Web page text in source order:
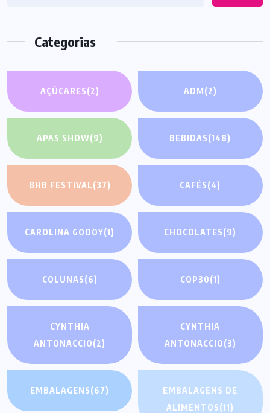
Categorias
AÇÚCARES(2) ADM(2)
APAS SHOW(9) BEBIDAS(148)
BHB FESTIVAL(37) CAFÉS(4)
CAROLINA GODOY(1) CHOCOLATES(9)
COLUNAS(6) COP30(1)
CYNTHIA
ANTONACCIO(2)
CYNTHIA
ANTONACCIO(3)
EMBALAGENS(67)
EMBALAGENS DE
ALIMENTOS(11)